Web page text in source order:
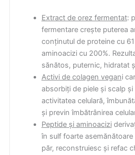
Extract de orez fermentat:
fermentare crește puterea
conținutul de proteine cu
aminoacizi cu 200%.
sănătos, puternic, hidratat
Activi de colagen vegani
absorbiți de piele și scalp și
activitatea celulară,
și previn îmbătrânirea
Peptide și aminoacizi
în sulf foarte
păr, reconstruiesc și refac